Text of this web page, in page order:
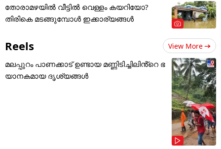
തോരാമഴയിൽ വീട്ടിൽ വെള്ളം കയറിയോ?
തിരികെ മടങ്ങുമ്പോൾ ഇക്കാര്യങ്ങൾ
Reels View More
മലപ്പുറം പാണക്കാട് ഉണ്ടായ മണ്ണിടിച്ചിലിൻ്റെ ഭ
യാനകമായ ദൃശ്യങ്ങൾ